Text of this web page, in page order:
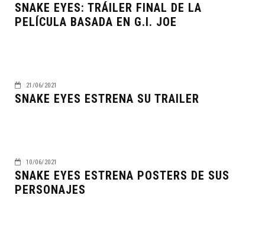
SNAKE EYES: TRÁILER FINAL DE LA
PELÍCULA BASADA EN G.I. JOE
21/06/2021
SNAKE EYES ESTRENA SU TRAILER
10/06/2021
SNAKE EYES ESTRENA POSTERS DE SUS
PERSONAJES